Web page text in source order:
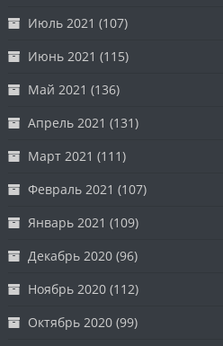
Июль 2021 (107)
Июнь 2021 (115)
Май 2021 (136)
Апрель 2021 (131)
Март 2021 (111)
Февраль 2021 (107)
Январь 2021 (109)
Декабрь 2020 (96)
Ноябрь 2020 (112)
Октябрь 2020 (99)